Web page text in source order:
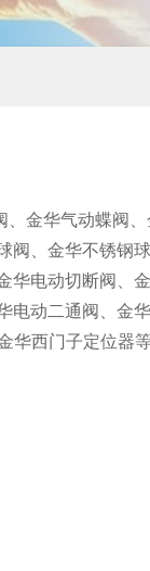
金华气动蝶阀
、金华不锈钢
电动切断阀、
动二通阀、金
华西门子定位器等